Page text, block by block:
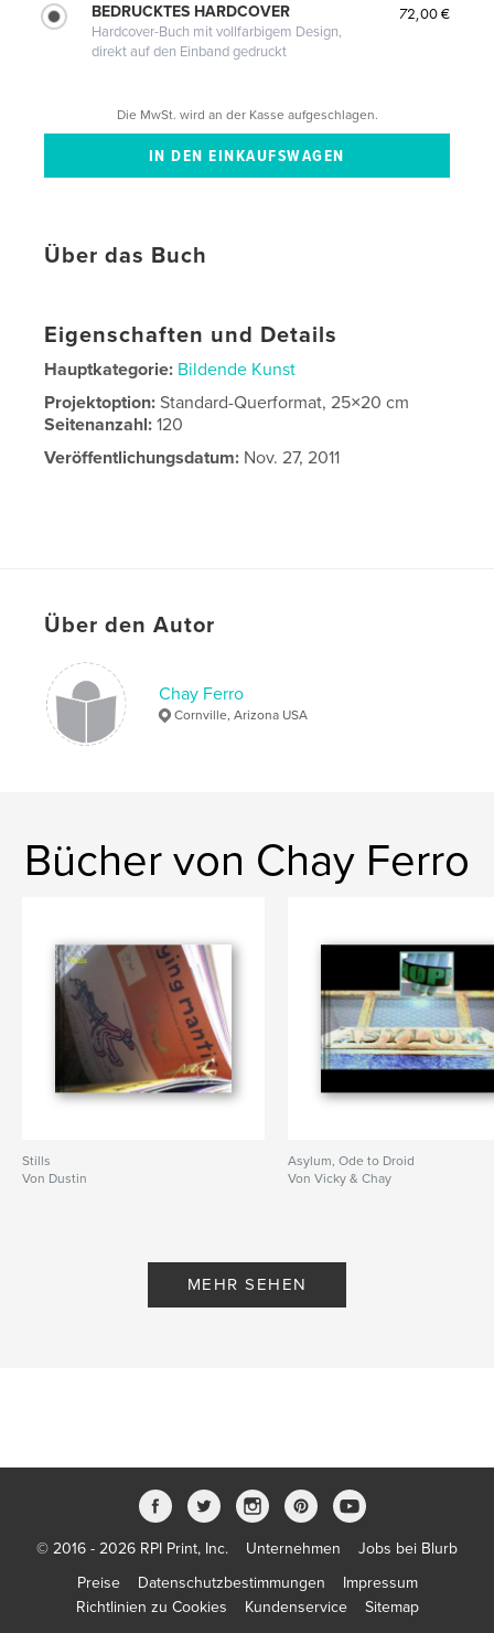
BEDRUCKTES HARDCOVER
Hardcover-Buch mit vollfarbigem Design,
direkt auf den Einband gedruckt
72,00 €
Die MwSt. wird an der Kasse aufgeschlagen.
Über das Buch
Eigenschaften und Details
Hauptkategorie: Bildende Kunst
Projektoption:Standard-Querformat, 25×20 cm
Seitenanzahl:120
Veröffentlichungsdatum: Nov. 27, 2011
Über den Autor
Chay Ferro
Cornville, Arizona USA
Bücher von Chay Ferro
Stills
Von Dustin
Asylum, Ode to Droid
Von Vicky & Chay
MEHR SEHEN
© 2016 - 2026 RPI Print, Inc. Unternehmen
Jobs bei Blurb
Preise
Datenschutzbestimmungen
Impressum
Richtlinien zu Cookies
Kundenservice Sitemap